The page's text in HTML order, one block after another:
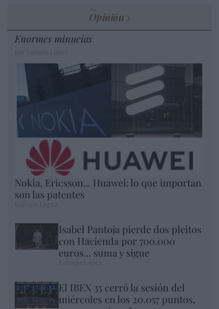
Opinión
Enormes minucias
Nokia, Ericsson... Huawei: lo que importan
son las patentes
Isabel Pantoja pierde dos pleitos
con Hacienda por 700.000
euros... suma y sigue
El IBEX 35 cerró la sesión del
miércoles en los 20.057 puntos,